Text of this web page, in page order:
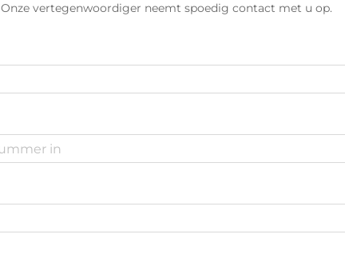
Onze vertegenwoordiger neemt spoedig contact met u op.